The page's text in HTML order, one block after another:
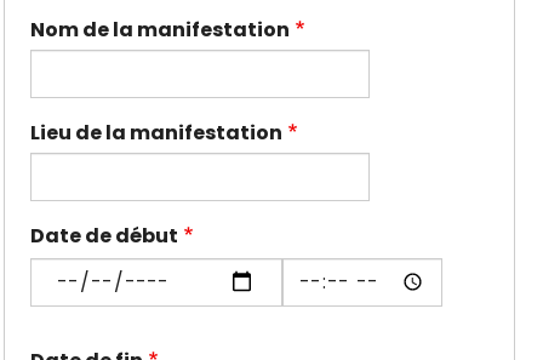
Nom de la manifestation
Lieu de la manifestation
Date de début
de
Date
de